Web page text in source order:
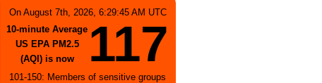
On August 7th, 2026, 6:29:45 AM UTC
10-minute Average
US EPA PM2.5
(AQI) is now
117
101-150: Members of sensitive groups